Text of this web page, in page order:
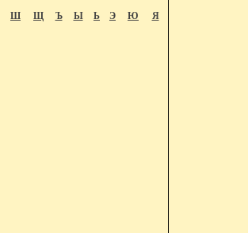
Ш Щ Ъ Ы Ь Э Ю Я